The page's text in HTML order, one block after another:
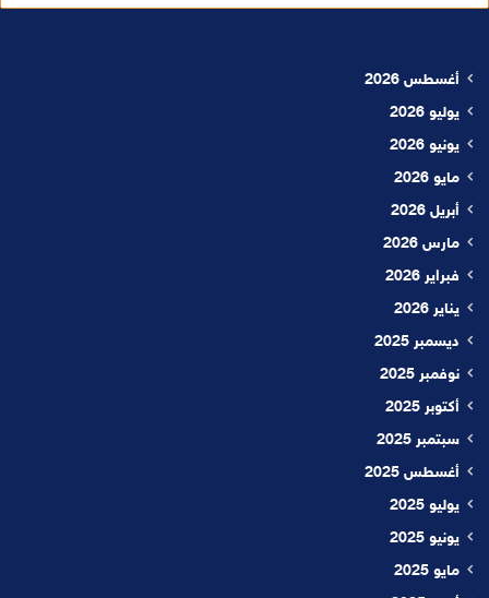
أغسطس 2026
يوليو 2026
يونيو 2026
مايو 2026
أبريل 2026
مارس 2026
فبراير 2026
يناير 2026
ديسمبر 2025
نوفمبر 2025
أكتوبر 2025
سبتمبر 2025
أغسطس 2025
يوليو 2025
يونيو 2025
مايو 2025